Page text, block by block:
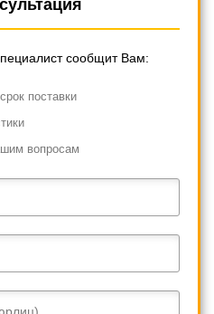
сообщит Вам:
поставки
вопросам